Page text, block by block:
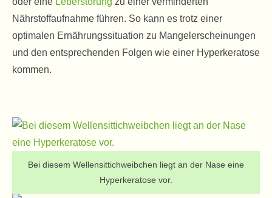
Nährstoffaufnahme führen. So kann es trotz einer
optimalen Ernährungssituation zu Mangelerscheinungen
und den entsprechenden Folgen wie einer Hyperkeratose
kommen.
Bei diesem Wellensittichweibchen liegt an der Nase eine
Hyperkeratose vor.